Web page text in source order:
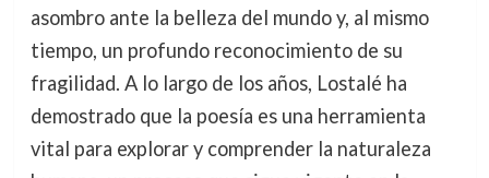
asombro ante la belleza del mundo y, al mismo
tiempo, un profundo reconocimiento de su
fragilidad. A lo largo de los años, Lostalé ha
demostrado que la poesía es una herramienta
vital para explorar y comprender la naturaleza